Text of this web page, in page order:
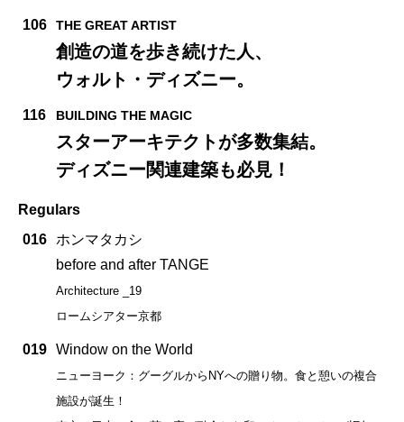
106 THE GREAT ARTIST
創造の道を歩き続けた人、
ウォルト・ディズニー。
116 BUILDING THE MAGIC
スターアーキテクトが多数集結。
ディズニー関連建築も必見！
Regulars
016
ホンマタカシ
before and after TANGE
Architecture _19
ロームシアター京都
019 Window on the World
ニューヨーク：グーグルからNYへの贈り物。食と憩いの複合
施設が誕生！